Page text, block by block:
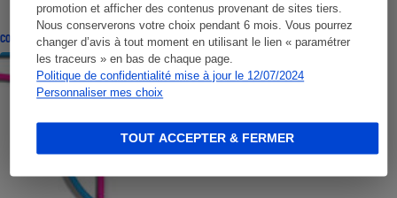
promotion et afficher des contenus provenant de sites tiers.
Nous conserverons votre choix pendant 6 mois. Vous pourrez
changer d’avis à tout moment en utilisant le lien « paramétrer
les traceurs » en bas de chaque page.
Politique de confidentialité mise à jour le 12/07/2024
Personnaliser mes choix
TOUT ACCEPTER & FERMER
CONSEILS